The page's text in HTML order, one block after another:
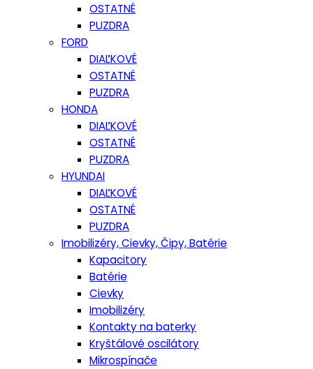
OSTATNÉ
PUZDRA
FORD
DIAĽKOVÉ
OSTATNÉ
PUZDRA
HONDA
DIAĽKOVÉ
OSTATNÉ
PUZDRA
HYUNDAI
DIAĽKOVÉ
OSTATNÉ
PUZDRA
Imobilizéry, Cievky, Čipy, Batérie
Kapacitory
Batérie
Cievky
Imobilizéry
Kontakty na baterky
Kryštálové oscilátory
Mikrospínače